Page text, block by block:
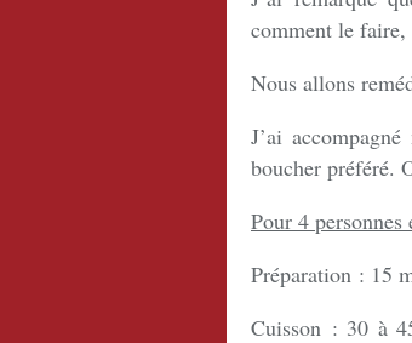
comment le faire,
Nous allons
J’ai
boucher préféré.
Pour 4 personnes
Préparation : 15
Cuisson : 30 à